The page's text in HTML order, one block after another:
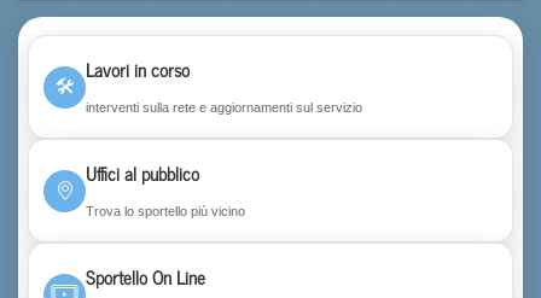
🛠
Lavori in corso
interventi sulla rete e aggiornamenti sul servizio
Uffici al pubblico
Trova lo sportello più vicino
Sportello On Line